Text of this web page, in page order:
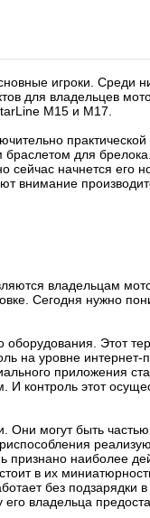
игроки. Среди
для владельцев
М15 и М17.
браслетом для
сейчас начнется его
внимание
владельцам
Сегодня нужно
Этот
на уровне интернет-
приложения
контроль этот
могут быть частью
признано наиболее
в их
без подзарядки в
владельца